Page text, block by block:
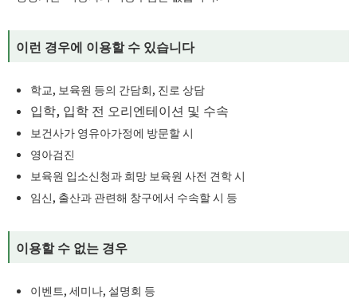
이런 경우에 이용할 수 있습니다
학교, 보육원 등의 간담회, 진로 상담
입학, 입학 전 오리엔테이션 및 수속
보건사가 영유아가정에 방문할 시
영아검진
보육원 입소신청과 희망 보육원 사전 견학 시
임신, 출산과 관련해 창구에서 수속할 시 등
이용할 수 없는 경우
이벤트, 세미나, 설명회 등